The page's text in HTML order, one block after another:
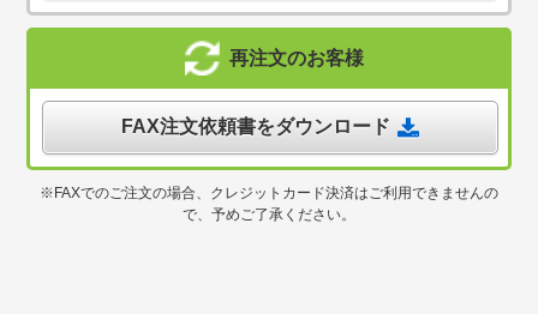
再注文のお客様
FAX注文依頼書をダウンロード
※FAXでのご注文の場合、クレジットカード決済はご利用できませんの
で、予めご了承ください。